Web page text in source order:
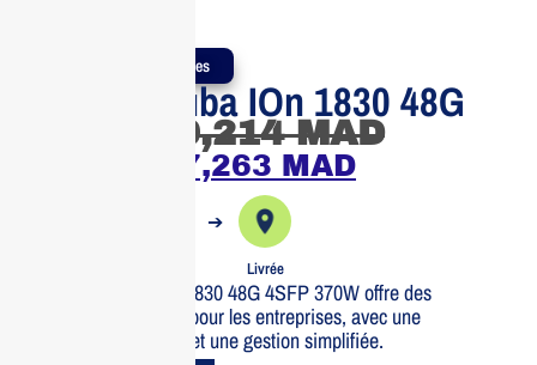
Produits Authentiques
Switch Aruba IOn 1830 48G
10,214MAD
7,263 MAD
➔
Livrée
Le switch Aruba IOn 1830 48G 4SFP 370W offre des
performances fiables pour les entreprises, avec une
connectivité avancée et une gestion simplifiée.